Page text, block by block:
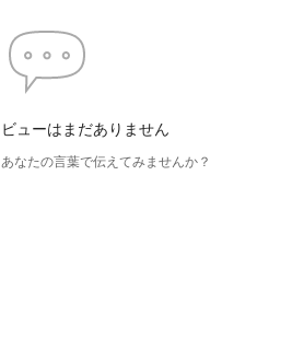
ューはまだありません
なたの言葉で伝えてみませんか？